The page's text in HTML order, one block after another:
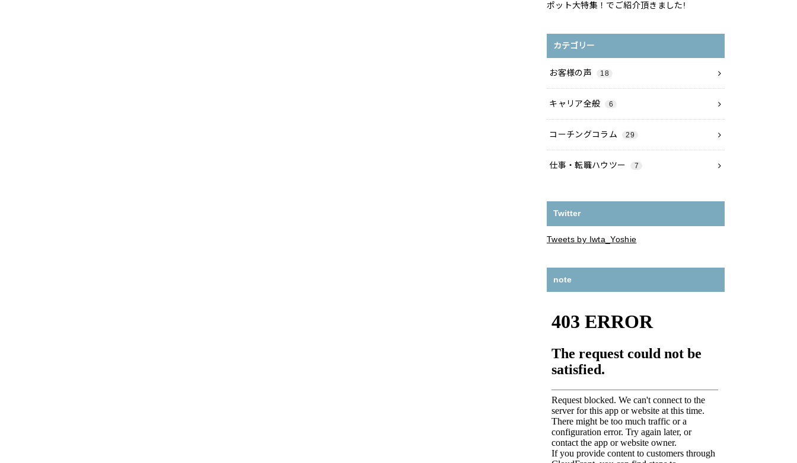
ポット大特集！でご紹介頂きました!
カテゴリー
お客様の声 18
キャリア全般 6
コーチングコラム 29
仕事・転職ハウツー 7
Twitter
Tweets by Iwta_Yoshie
note